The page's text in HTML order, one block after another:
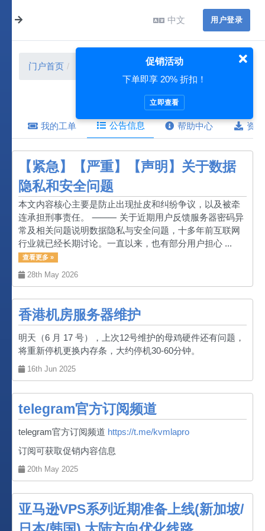
中文 用户登录
门户首页 8 月 2026
我的工单 公告信息 帮助中心 资
【紧急】【严重】【声明】关于数据
隐私和安全问题
本文内容核心主要是防止出现扯皮和纠纷争议，以及被牵
连承担刑事责任。 ⸻ 关于近期用户反馈服务器密码异
常及相关问题说明数据隐私与安全问题，十多年前互联网
行业就已经长期讨论。一直以来，也有部分用户担心 ...
查看更多 »
28th May 2026
香港机房服务器维护
明天（6 月 17 号），上次12号维护的母鸡硬件还有问题，
将重新停机更换内存条，大约停机30-60分钟。
16th Jun 2025
telegram官方订阅频道
telegram官方订阅频道 https://t.me/kvmlapro
订阅可获取促销内容信息
20th May 2025
亚马逊VPS系列近期准备上线(新加坡/
促销活动
下单即享 20% 折扣！
立即查看